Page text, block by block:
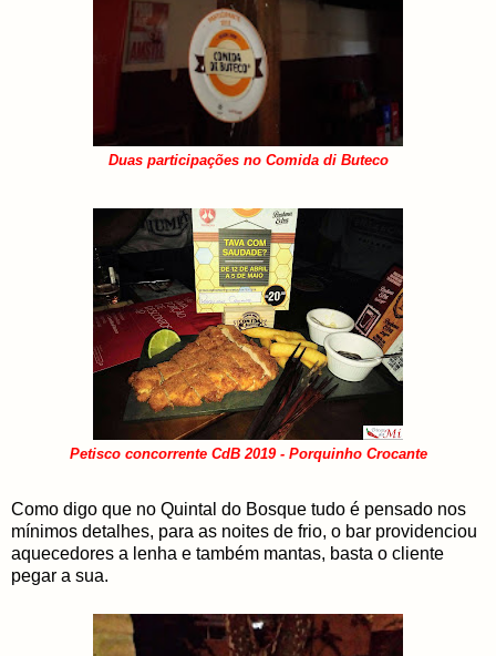
Duas participações no Comida di Buteco
Petisco concorrente CdB 2019 - Porquinho Crocante
Como digo que no Quintal do Bosque tudo é pensado nos
mínimos detalhes, para as noites de frio, o bar providenciou
aquecedores a lenha e também mantas, basta o cliente
pegar a sua.